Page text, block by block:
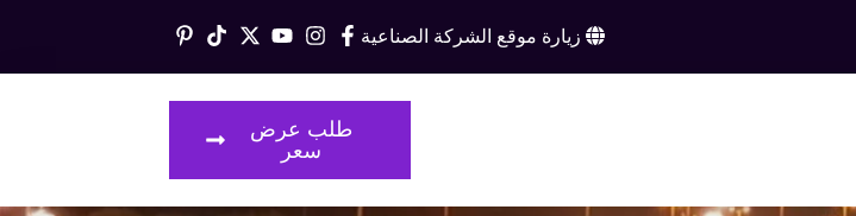
زيارة موقع الشركة الصناعية
طلب عرض
سعر